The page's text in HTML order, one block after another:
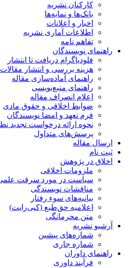
کارکنان نشریه
بانک‌ها و نمایه‌ها
اخبار و اعلانات
اطلاعات آماری نشریه
تفاهم نامه
راهنمای نویسندگان
فلودیاگرام دریافت تا انتشار
هزینه بررسی و انتشار مقالات
راهنمای آماده‌سازی مقاله
راهنمای منبع‌نویسی
اعلام انصراف مقاله
ضوابط اخلاقی و حقوق مادی
فرم تعهد و امضا نویسندگان
نحوه ارائه درخواست تجدید نظر
پرسش‌های متداول
ارسال مقاله
ثبت نام
اخلاق در پژوهش
ملزومات اخلاقی
سیاست در مورد سرقت علمی
مناقشات نویسندگی
بیانیه‌های سوء رفتار
اعلامیه حق‌طبع (کپی‌رایت)
متن محرمانگی
آرشیو نشریه
شماره‌های پیشین
شماره جاری
راهنمای داوران
فرآیند داوری